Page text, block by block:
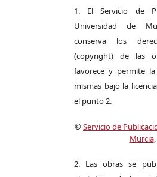
1. El Servicio de
Universidad de
conserva los
(copyright) de las
favorece y permite
mismas bajo la
el punto 2.
©Servicio de
Murcia
2. Las obras se